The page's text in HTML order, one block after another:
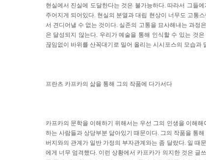
현실에서 진실에 도달한다는 것은 불가능하다. 따라서 그들
주어지게 되어있다. 현실의 분열과 대립 현상이 너무도 고통
서 견디어낼 수 없는 것이다. 실존의 고통을 묘사해내는 과정
은 달성되지 않는다. 우리가 예술을 통해 인식할 수 있는 것
끊임없이 바위를 산꼭대기로 밀어 올리는 시시포스의 모습과
프란츠 카프카의 삶을 통해 그의 작품에 다가서다
카프카의 문학을 이해하기 위해서는 우선 그의 인생을 이해
하는 사람들과 상당부분 닮아있기 때문이다. 그의 작품을 통
버지와의 관계가 일반 가정의 부자관계와는 좀 달랐다. 일 때
에게 너무 엄격했다. 이런 상황에서 카프카가 의지한 것은 글